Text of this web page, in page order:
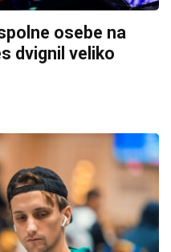
osebe na
dvignil veliko